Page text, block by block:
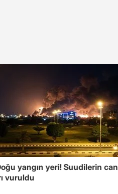
yangın yeri! Suudilerin can
vuruldu